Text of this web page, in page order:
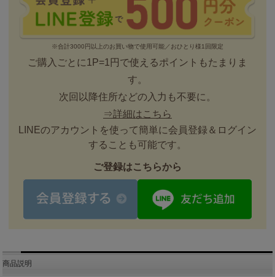
※合計3000円以上のお買い物で使用可能／おひとり様1回限定
ご購入ごとに1P=1円で使えるポイントもたまりま
す。
次回以降住所などの入力も不要に。
⇒詳細はこちら
LINEのアカウントを使って簡単に会員登録＆ログイン
することも可能です。
ご登録はこちらから
商品説明